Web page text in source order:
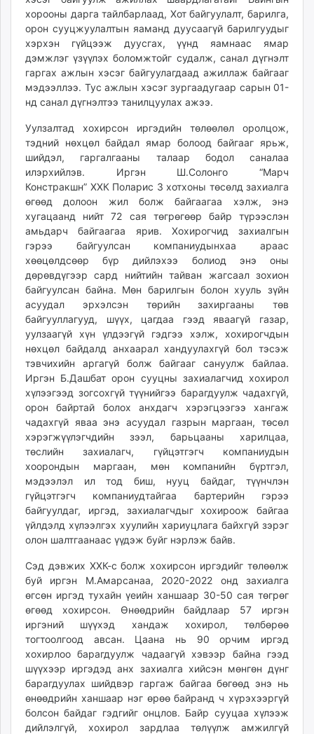
хорооны дарга тайлбарлаад, Хот байгуулалт, барилга,
орон сууцжуулалтын яаманд дуусаагүй барилгуудыг
хэрхэн гүйцээж дуусгах, үүнд яамнаас ямар
дэмжлэг үзүүлэх боломжтойг судалж, санал дүгнэлт
гаргах ажлын хэсэг байгуулагдаад ажиллаж байгааг
мэдээллээ. Тус ажлын хэсэг зургаадугаар сарын 01-
нд санал дүгнэлтээ танилцуулах ажээ.
Уулзалтад хохирсон иргэдийн төлөөлөл оролцож,
тэдний нөхцөл байдал ямар болоод байгааг ярьж,
шийдэл, гаргалгааны талаар бодол саналаа
илэрхийлэв. Иргэн Ш.Солонго “Марч
Констракшн” ХХК Поларис 3 хотхоны төсөлд захиалга
өгөөд долоон жил болж байгаагаа хэлж, энэ
хугацаанд нийт 72 сая төгрөгөөр байр түрээслэн
амьдарч байгаагаа ярив. Хохирогчид захиалгын
гэрээ байгуулсан компаниудынхаа араас
хөөцөлдсөөр бүр дийлэхээ болиод энэ оны
дөрөвдүгээр сард нийтийн тайван жагсаал зохион
байгуулсан байна. Мөн барилгын болон хууль зүйн
асуудал эрхэлсэн төрийн захиргааны төв
байгууллагууд, шүүх, цагдаа гээд яваагүй газар,
уулзаагүй хүн үлдээгүй гэдгээ хэлж, хохирогчдын
нөхцөл байдалд анхаарал хандуулахгүй бол тэсэж
тэвчихийн аргагүй болж байгааг сануулж байлаа.
Иргэн Б.Дашбат орон сууцны захиалагчид хохирол
хүлээгээд зогсохгүй түүнийгээ барагдуулж чадахгүй,
орон байртай болох анхдагч хэрэгцээгээ хангаж
чадахгүй яваа энэ асуудал газрын маргаан, төсөл
хэрэгжүүлэгчдийн зээл, барьцааны харилцаа,
төслийн захиалагч, гүйцэтгэгч компаниудын
хоорондын маргаан, мөн компанийн бүртгэл,
мэдээлэл ил тод биш, нууц байдаг, түүнчлэн
гүйцэтгэгч компаниудтайгаа бартерийн гэрээ
байгуулдаг, иргэд, захиалагчдыг хохироож байгаа
үйлдэлд хүлээлгэх хуулийн хариуцлага байхгүй зэрэг
олон шалтгаанаас үүдэж буйг нэрлэж байв.
Сэд дэвжих ХХК-с болж хохирсон иргэдийг төлөөлж
буй иргэн М.Амарсанаа, 2020-2022 онд захиалга
өгсөн иргэд тухайн үеийн ханшаар 30-50 сая төгрөг
өгөөд хохирсон. Өнөөдрийн байдлаар 57 иргэн
иргэний шүүхэд хандаж хохирол, төлбөрөө
тогтоолгоод авсан. Цаана нь 90 орчим иргэд
хохирлоо барагдуулж чадаагүй хэвээр байна гээд
шүүхээр иргэдэд анх захиалга хийсэн мөнгөн дүнг
барагдуулах шийдвэр гаргаж байгаа бөгөөд энэ нь
өнөөдрийн ханшаар нэг өрөө байранд ч хүрэхээргүй
болсон байдаг гэдгийг онцлов. Байр сууцаа хүлээж
дийлэлгүй, хохирол зардлаа төлүүлж амжилгүй